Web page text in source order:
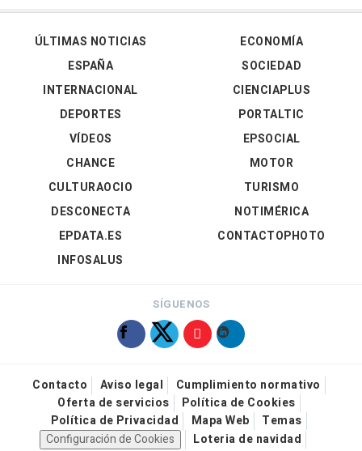
ÚLTIMAS NOTICIAS
ESPAÑA
INTERNACIONAL
DEPORTES
VÍDEOS
ECONOMÍA
SOCIEDAD
CIENCIAPLUS
PORTALTIC
EPSOCIAL
CHANCE
CULTURAOCIO
DESCONECTA
EPDATA.ES
INFOSALUS
MOTOR
TURISMO
NOTIMÉRICA
CONTACTOPHOTO
SÍGUENOS
Contacto Aviso legal
Cumplimiento normativo
Oferta de servicios
Política de Cookies
Política de Privacidad
Mapa Web
Temas
Configuración de Cookies
Loteria de navidad